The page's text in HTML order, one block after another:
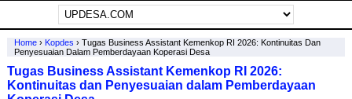
Home› Kopdes › Tugas Business Assistant Kemenkop RI 2026: Kontinuitas Dan
Penyesuaian Dalam Pemberdayaan Koperasi Desa
Tugas Business Assistant Kemenkop RI 2026:
Kontinuitas dan Penyesuaian dalam Pemberdayaan